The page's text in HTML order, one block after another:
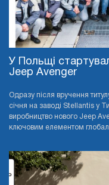
У Польщі
Jeep Avenger
Одразу після вручення
січня на заводі Stellantis у
виробництво нового Jeep
ключовим елементом